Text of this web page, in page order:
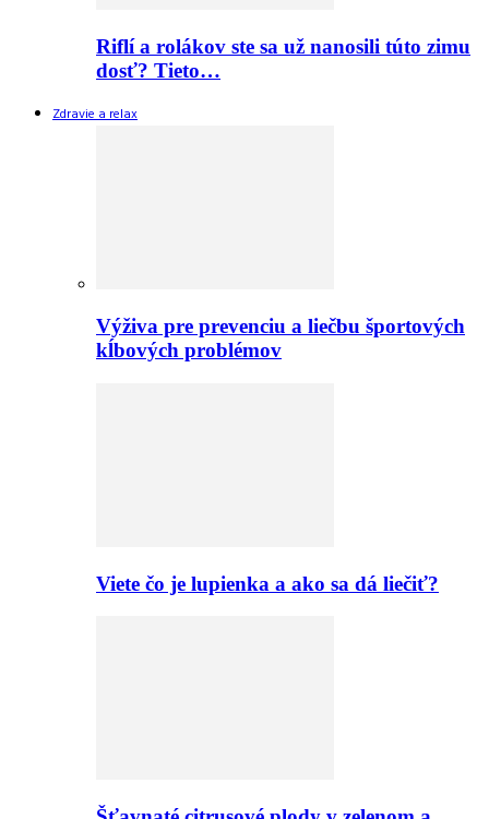
Riflí a rolákov ste sa už nanosili túto zimu
dosť? Tieto…
Zdravie a relax
Výživa pre prevenciu a liečbu športových
kĺbových problémov
Viete čo je lupienka a ako sa dá liečiť?